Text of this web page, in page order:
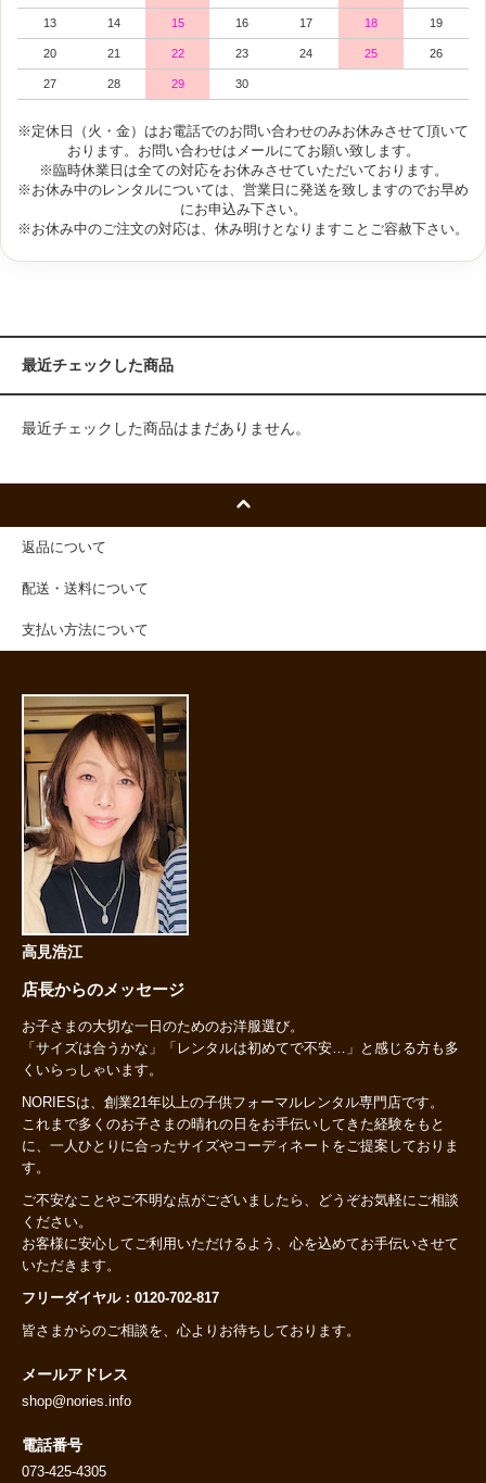
13 14 15 16 17 18 19
20 21 22 23 24 25 26
27 28 29 30
※定休日（火・金）はお電話でのお問い合わせのみお休みさせて頂いて
おります。お問い合わせはメールにてお願い致します。
※臨時休業日は全ての対応をお休みさせていただいております。
※お休み中のレンタルについては、営業日に発送を致しますのでお早め
にお申込み下さい。
※お休み中のご注文の対応は、休み明けとなりますことご容赦下さい。
最近チェックした商品
最近チェックした商品はまだありません。
返品について
配送・送料について
支払い方法について
高見浩江
店長からのメッセージ
お子さまの大切な一日のためのお洋服選び。
「サイズは合うかな」「レンタルは初めてで不安…」と感じる方も多
くいらっしゃいます。
NORIESは、創業21年以上の子供フォーマルレンタル専門店です。
これまで多くのお子さまの晴れの日をお手伝いしてきた経験をもと
に、一人ひとりに合ったサイズやコーディネートをご提案しておりま
す。
ご不安なことやご不明な点がございましたら、どうぞお気軽にご相談
ください。
お客様に安心してご利用いただけるよう、心を込めてお手伝いさせて
いただきます。
フリーダイヤル：0120-702-817
皆さまからのご相談を、心よりお待ちしております。
メールアドレス
shop@nories.info
電話番号
073-425-4305